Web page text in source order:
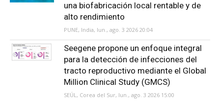
una biofabricación local rentable y de
alto rendimiento
PUNE, India, lun., ago. 3 2026 20:04
Seegene propone un enfoque integral
para la detección de infecciones del
tracto reproductivo mediante el Global
Million Clinical Study (GMCS)
SEÚL, Corea del Sur, lun., ago. 3 2026 15:00